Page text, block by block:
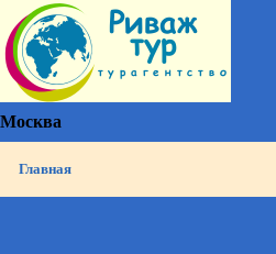
Москва
Главная